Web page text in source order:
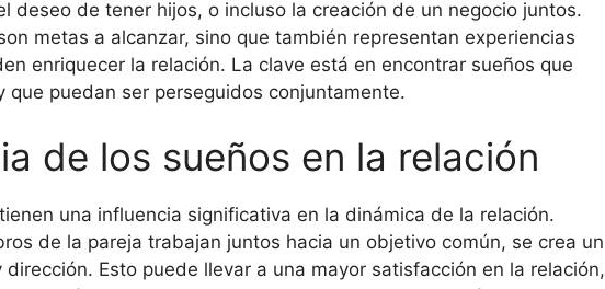
deseo de tener hijos, o incluso la creación de un negocio juntos.
metas a alcanzar, sino que también representan experiencias
enriquecer la relación. La clave está en encontrar sueños que
que puedan ser perseguidos conjuntamente.
de los sueños en la relación
una influencia significativa en la dinámica de la relación.
de la pareja trabajan juntos hacia un objetivo común, se crea un
Esto puede llevar a una mayor satisfacción en la relación,